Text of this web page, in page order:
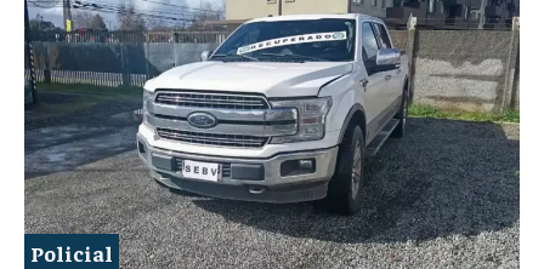
Policial